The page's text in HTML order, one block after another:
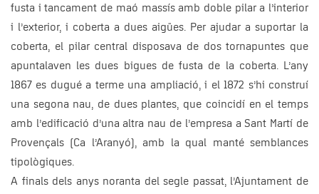
fusta i tancament de maó massís amb doble pilar a l’interior
i l’exterior, i coberta a dues aigües. Per ajudar a suportar la
coberta, el pilar central disposava de dos tornapuntes que
apuntalaven les dues bigues de fusta de la coberta. L’any
1867 es dugué a terme una ampliació, i el 1872 s’hi construí
una segona nau, de dues plantes, que coincidí en el temps
amb l’edificació d’una altra nau de l’empresa a Sant Martí de
Provençals (Ca l’Aranyó), amb la qual manté semblances
tipològiques.
A finals dels anys noranta del segle passat, l’Ajuntament de